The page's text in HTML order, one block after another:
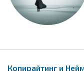
Копирайтинг и